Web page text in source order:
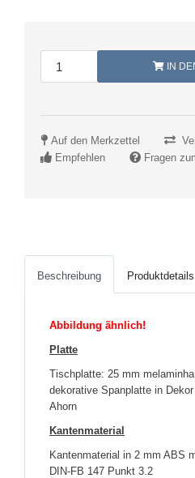
IN
Auf den Merkzettel
Empfehlen
Fragen
Beschreibung Produktdetails
Abbildung ähnlich!
Platte
Tischplatte: 25 mm
dekorative Spanplatte in
Ahorn
Kantenmaterial
Kantenmaterial in 2 mm ABS
DIN-FB 147 Punkt 3.2